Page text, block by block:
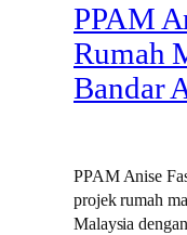
PPAM
Rumah
Bandar
PPAM Anise
projek rumah
Malaysia